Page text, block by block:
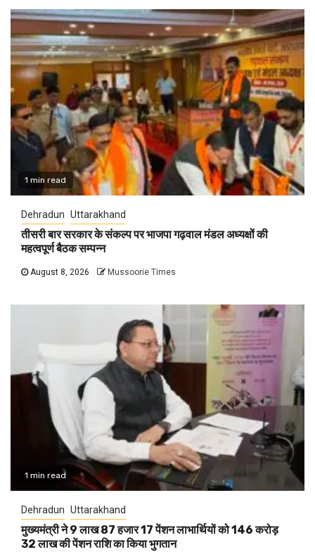
1 min read
Dehradun Uttarakhand
तीसरी बार सरकार के संकल्प पर भाजपा गढ़वाल मंडल अध्यक्षों की
महत्वपूर्ण बैठक सम्पन्न
August 8, 2026 Mussoorie Times
1 min read
Dehradun Uttarakhand
मुख्यमंत्री ने 9 लाख 87 हजार 17 पेंशन लाभार्थियों को 146 करोड़
32 लाख की पेंशन राशि का किया भुगतान